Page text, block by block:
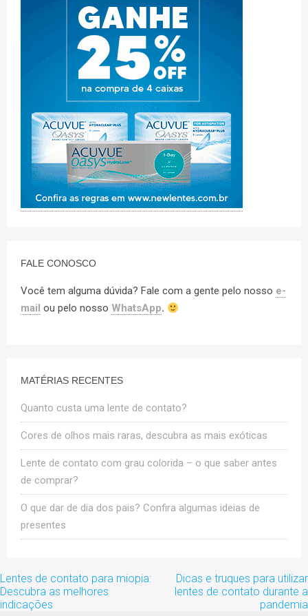
FALE CONOSCO
Você tem alguma dúvida? Fale com a gente pelo nosso e-
mail ou pelo nosso WhatsApp.
MATÉRIAS RECENTES
Quanto custa uma lente de contato?
Cores de olhos mais raras, descubra as mais exóticas
Lente de contato com grau colorida – o que saber antes
de comprar?
O que dar de dia dos pais? Confira algumas ideias de
presentes
Navegação
de
artigos
Lentes de contato para miopia:
Descubra as melhores
indicações
Dicas e truques para utilizar
lentes de contato durante a
pandemia